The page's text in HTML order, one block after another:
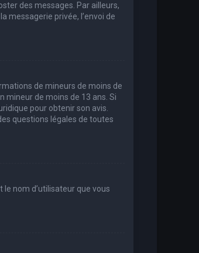
des messages. Par ailleurs,
messagerie privée, l’envoi de
de mineurs de moins de
mineur de moins de 13 ans. Si
pour obtenir son avis.
questions légales de toutes
nom d’utilisateur que vous